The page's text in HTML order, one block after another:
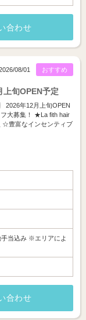
合わせ
おすすめ
08/01
旬OPEN予定
2026年12月上旬OPEN
大募集！ ★La fith hair
豊富なインセンティブ
手当込み ※エリアによ
合わせ